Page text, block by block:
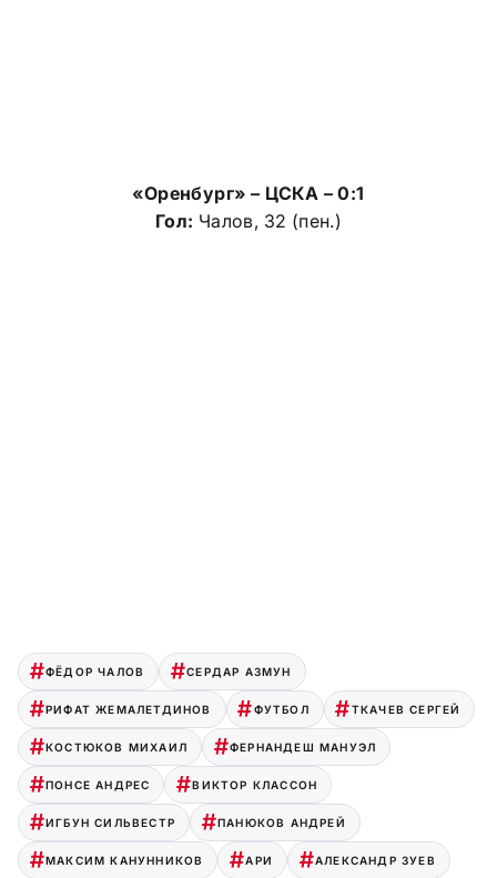
«Оренбург» – ЦСКА – 0:1
Гол: Чалов, 32 (пен.)
ФЁДОР ЧАЛОВ СЕРДАР АЗМУН
РИФАТ ЖЕМАЛЕТДИНОВ ФУТБОЛ ТКАЧЕВ СЕРГЕЙ
КОСТЮКОВ МИХАИЛ ФЕРНАНДЕШ МАНУЭЛ
ПОНСЕ АНДРЕС ВИКТОР КЛАССОН
ИГБУН СИЛЬВЕСТР ПАНЮКОВ АНДРЕЙ
МАКСИМ КАНУННИКОВ АРИ АЛЕКСАНДР ЗУЕВ